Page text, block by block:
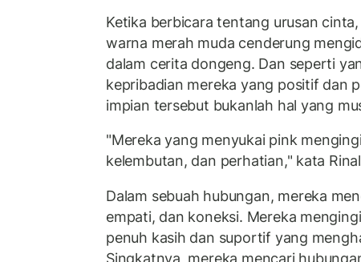
Ketika berbicara tentang urusan
warna merah muda cenderung
dalam cerita dongeng. Dan seperti
kepribadian mereka yang positif dan
impian tersebut bukanlah hal yang
"Mereka yang menyukai pink
kelembutan, dan perhatian," kata
Dalam sebuah hubungan, mereka
empati, dan koneksi. Mereka
penuh kasih dan suportif yang
Singkatnya, mereka mencari